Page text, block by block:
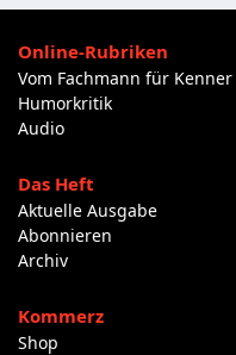
Online-Rubriken
Vom Fachmann für Kenner
Humorkritik
Audio
Das Heft
Aktuelle Ausgabe
Abonnieren
Archiv
Kommerz
Shop